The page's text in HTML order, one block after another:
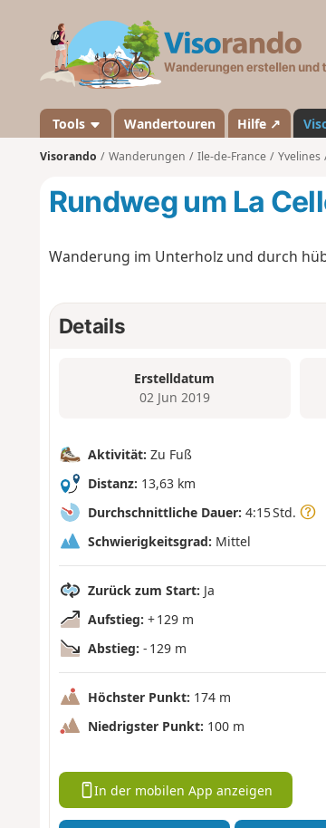
Tools Wandertouren Hilfe ↗
Visorando Wanderungen Ile-de-France Yvelines
Rundweg um La
Wanderung im Unterholz und durch
Details
Erstelldatum
02 Jun 2019
Aktivität: Zu Fuß
Distanz: 13,63 km
Durchschnittliche Dauer: 4:15 Std.
Schwierigkeitsgrad: Mittel
Zurück zum Start: Ja
Aufstieg: + 129 m
Abstieg: - 129 m
Höchster Punkt: 174 m
Niedrigster Punkt: 100 m
In der mobilen App anzeigen